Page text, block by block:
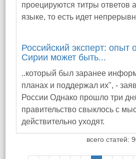
проецируются титры ответов
языке, то есть идет
Российский эксперт: опыт
Сирии может быть...
..который был заранее
планах и поддержал их", -
России Однако прошло три
правительство свыклось с
действительно уходят.
всего статей: